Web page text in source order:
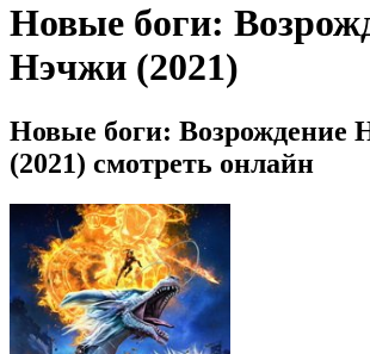
Новые боги:
Нэчжи (2021)
Новые боги: Возрождение
(2021) смотреть онлайн